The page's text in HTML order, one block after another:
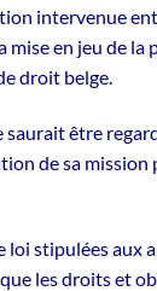
intervenue
en jeu de la
droit belge.
être
de sa mission
loi stipulées aux
les droits et